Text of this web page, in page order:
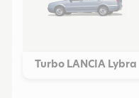
Turbo LANCIA Lybra